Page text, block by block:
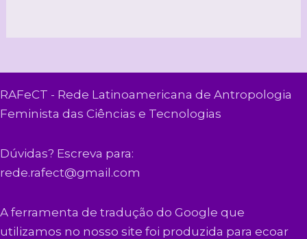
RAFeCT - Rede Latinoamericana de Antropologia
Feminista das Ciências e Tecnologias
Dúvidas? Escreva para:
rede.rafect@gmail.com
A ferramenta de tradução do Google que
utilizamos no nosso site foi produzida para ecoar